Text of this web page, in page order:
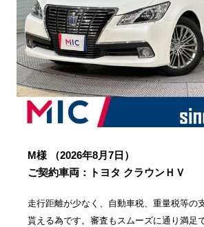
M様
（2026年8月7日）
ご契約車両：トヨタ クラウンＨＶ
走行距離が少なく、自動車税、重量税等の
貰える為です。審査もスムーズに通り満足